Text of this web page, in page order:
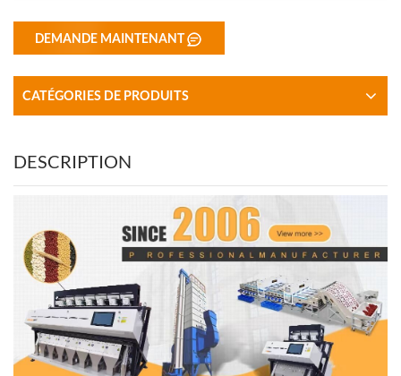
DEMANDE MAINTENANT
CATÉGORIES DE PRODUITS
DESCRIPTION